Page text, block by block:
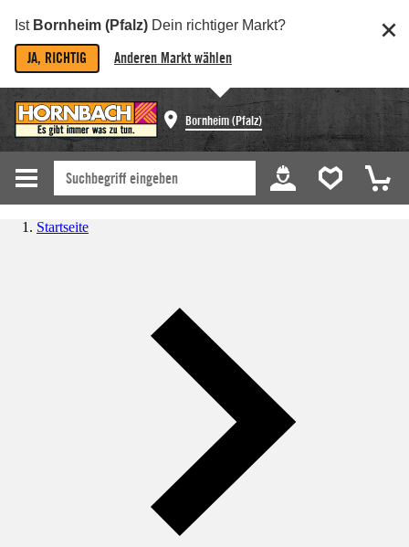
Ist Bornheim (Pfalz) Dein richtiger Markt?
JA, RICHTIG Anderen Markt wählen
Bornheim (Pfalz)
Startseite